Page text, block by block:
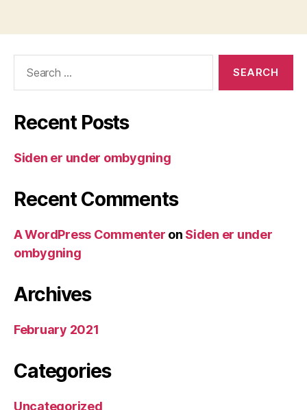
Recent Posts
Siden er under ombygning
Recent Comments
A WordPress Commenter on Siden er under
ombygning
Archives
February 2021
Categories
Uncategorized